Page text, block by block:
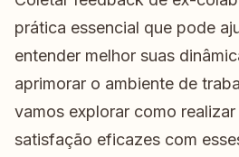
prática essencial que pode
entender melhor suas
aprimorar o ambiente de
vamos explorar como
satisfação eficazes com